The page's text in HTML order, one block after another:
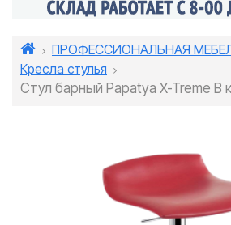
ПРОФЕССИОНАЛЬНАЯ
Кресла стулья
Стул барный Papatya X-Treme B